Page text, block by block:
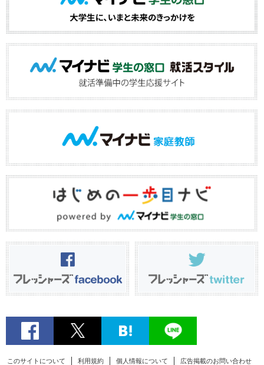
このサイトについて 利用規約 個人情報について 広告掲載のお問い合わせ